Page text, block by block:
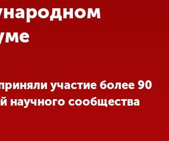
участие более 90
научного сообщества